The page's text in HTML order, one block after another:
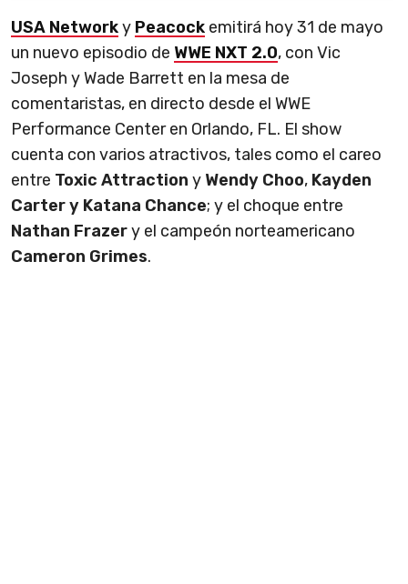
USA Networky Peacock emitirá hoy 31 de mayo
un nuevo episodio de WWE NXT 2.0, con Vic
Joseph y Wade Barrett en la mesa de
comentaristas, en directo desde el WWE
Performance Center en Orlando, FL. El show
cuenta con varios atractivos, tales como el careo
entre Toxic Attraction y Wendy Choo, Kayden
Carter y Katana Chance; y el choque entre
Nathan Frazery el campeón norteamericano
Cameron Grimes.